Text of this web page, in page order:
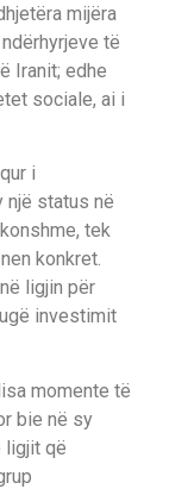
mijëra
të
Iranit; edhe
sociale, ai i
i
një status në
tek
konkret.
ligjin për
investimit
momente të
bie në sy
ligjit që